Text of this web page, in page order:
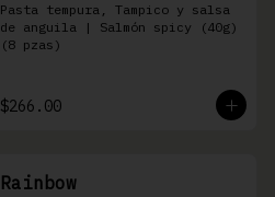
Pasta tempura, Tampico y salsa
de anguila | Salmón spicy (40g)
(8 pzas)
$266.00
Rainbow